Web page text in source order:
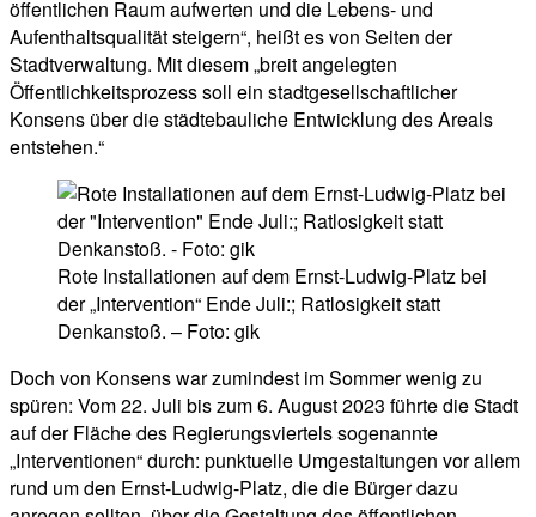
öffentlichen Raum aufwerten und die Lebens- und
Aufenthaltsqualität steigern“, heißt es von Seiten der
Stadtverwaltung. Mit diesem „breit angelegten
Öffentlichkeitsprozess soll ein stadtgesellschaftlicher
Konsens über die städtebauliche Entwicklung des Areals
entstehen.“
Rote Installationen auf dem Ernst-Ludwig-Platz bei
der „Intervention“ Ende Juli:; Ratlosigkeit statt
Denkanstoß. – Foto: gik
Doch von Konsens war zumindest im Sommer wenig zu
spüren: Vom 22. Juli bis zum 6. August 2023 führte die Stadt
auf der Fläche des Regierungsviertels sogenannte
„Interventionen“ durch: punktuelle Umgestaltungen vor allem
rund um den Ernst-Ludwig-Platz, die die Bürger dazu